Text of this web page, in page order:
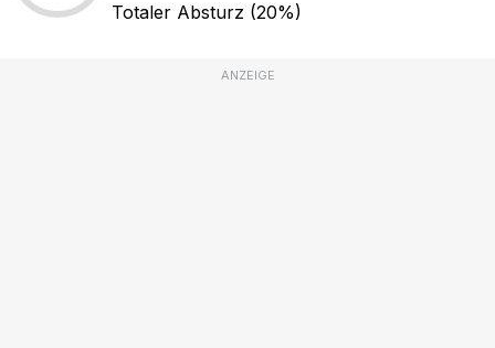
Totaler Absturz (20%)
ANZEIGE